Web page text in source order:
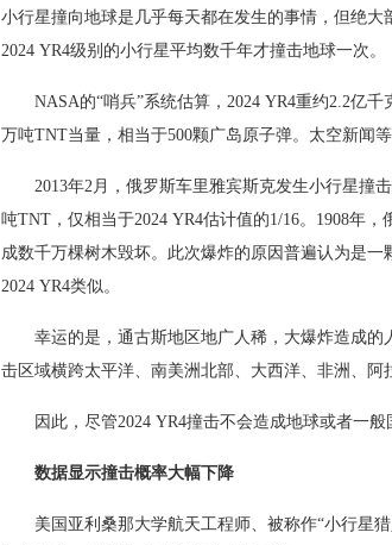
小行星撞向地球是几乎每天都在发生的事情，但绝大
2024 YR4级别的小行星平均数千年才撞击地球一次。
NASA的“哨兵”系统估算，2024 YR4重约2.2亿千
万吨TNT当量，相当于500颗广岛原子弹。太空新闻等
2013年2月，俄罗斯车里雅宾斯克发生小行星撞击
吨TNT，仅相当于2024 YR4估计值的1/16。1908年
成数千万棵树木毁坏。此次爆炸的原因普遍认为是
2024 YR4类似。
幸运的是，通古斯地区地广人稀，大爆炸造成的
击区域横跨太平洋、南美洲北部、大西洋、非洲、阿
因此，尽管2024 YR4撞击不会造成地球或者一般
数据显示撞击概率大幅下降
美国亚利桑那大学航天工程师、被称作“小行星猎